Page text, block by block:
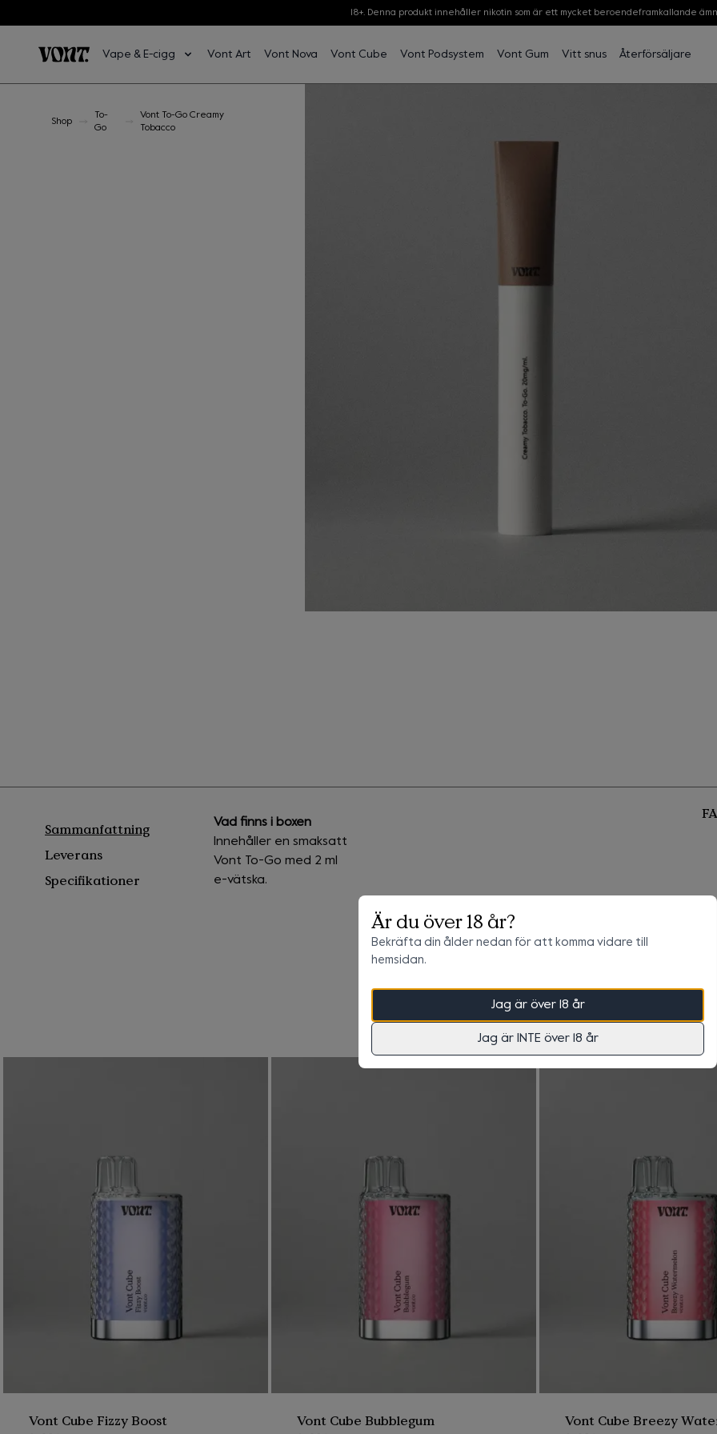
Är du över 18 år?
Bekräfta din ålder nedan för att komma vidare till
hemsidan.
Jag är över 18 år
Jag är INTE över 18 år
Hoppa till huvudinnehåll
Hoppa till sidfot
18+. Denna produkt innehåller nikotin som är ett mycket beroendeframkallande
Vape & E-cigg Vont Art Vont Nova Vont Cube Vont Podsystem Vont Gum Vitt snus Återförsäljare
0 kr
Shop
To-
Go
Vont To-Go Creamy
Tobacco
I ett hållbart samarbete med
dina Vont produkter och bli belönad.
I samarbete med Bower är det nu möjligt att få pant på alla förpackningar från
förpackningarna till närmsta återvinningsstation och registrera inlämningen i
Sammanfattning
Leverans
Specifikationer
Vad finns i boxen
Innehåller en smaksatt
Vont To-Go med 2 ml
e-vätska.
Vont Cube Fizzy Boost Vont Cube Bubblegum Vont Cube Breezy